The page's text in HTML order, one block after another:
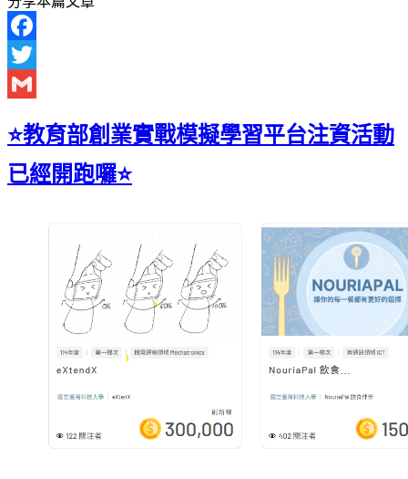
Facebook
Twitter
⭐教育部創業實戰模擬學習平台注資活動
已經開跑囉⭐